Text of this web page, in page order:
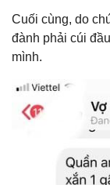
Cuối cùng, do
đành phải cúi
mình.